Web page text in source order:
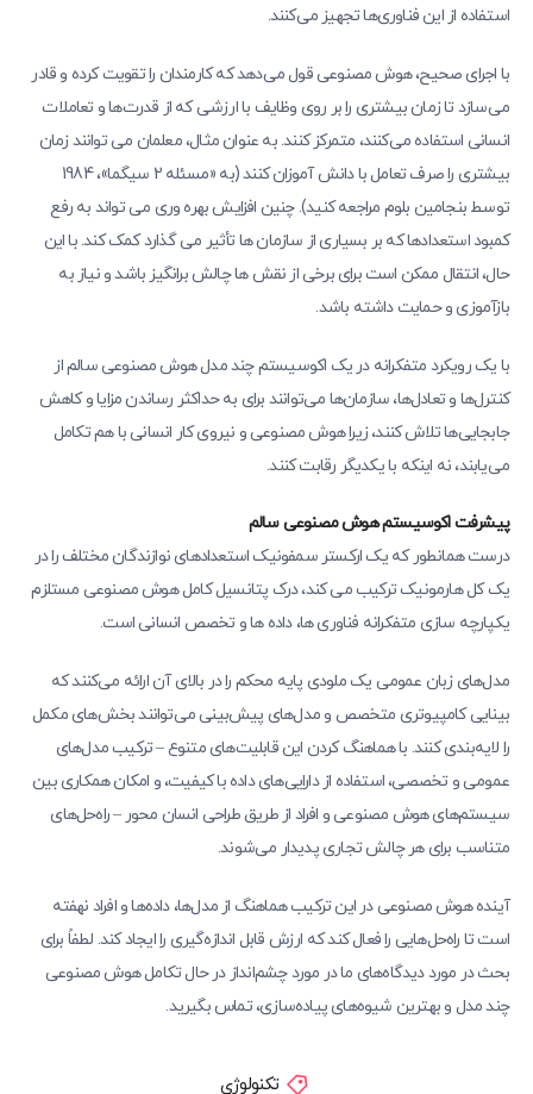
استفاده از این فناوری‌ها تجهیز می‌کنند.
با اجرای صحیح، هوش مصنوعی قول می‌دهد که کارمندان را تقویت کرده و قادر
می‌سازد تا زمان بیشتری را بر روی وظایف با ارزشی که از قدرت‌ها و تعاملات
انسانی استفاده می‌کنند، متمرکز کنند. به عنوان مثال، معلمان می توانند زمان
بیشتری را صرف تعامل با دانش آموزان کنند (به «مسئله 2 سیگما»، 1984
توسط بنجامین بلوم مراجعه کنید). چنین افزایش بهره وری می تواند به رفع
کمبود استعدادها که بر بسیاری از سازمان ها تأثیر می گذارد کمک کند. با این
حال، انتقال ممکن است برای برخی از نقش ها چالش برانگیز باشد و نیاز به
بازآموزی و حمایت داشته باشد.
با یک رویکرد متفکرانه در یک اکوسیستم چند مدل هوش مصنوعی سالم از
کنترل‌ها و تعادل‌ها، سازمان‌ها می‌توانند برای به حداکثر رساندن مزایا و کاهش
جابجایی‌ها تلاش کنند، زیرا هوش مصنوعی و نیروی کار انسانی با هم تکامل
می‌یابند، نه اینکه با یکدیگر رقابت کنند.
پیشرفت اکوسیستم هوش مصنوعی سالم
درست همانطور که یک ارکستر سمفونیک استعدادهای نوازندگان مختلف را در
یک کل هارمونیک ترکیب می کند، درک پتانسیل کامل هوش مصنوعی مستلزم
یکپارچه سازی متفکرانه فناوری ها، داده ها و تخصص انسانی است.
مدل‌های زبان عمومی یک ملودی پایه محکم را در بالای آن ارائه می‌کنند که
بینایی کامپیوتری متخصص و مدل‌های پیش‌بینی می‌توانند بخش‌های مکمل
را لایه‌بندی کنند. با هماهنگ کردن این قابلیت‌های متنوع – ترکیب مدل‌های
عمومی و تخصصی، استفاده از دارایی‌های داده با کیفیت، و امکان همکاری بین
سیستم‌های هوش مصنوعی و افراد از طریق طراحی انسان محور – راه‌حل‌های
متناسب برای هر چالش تجاری پدیدار می‌شوند.
آینده هوش مصنوعی در این ترکیب هماهنگ از مدل‌ها، داده‌ها و افراد نهفته
است تا راه‌حل‌هایی را فعال کند که ارزش قابل اندازه‌گیری را ایجاد کند. لطفاً برای
بحث در مورد دیدگاه‌های ما در مورد چشم‌انداز در حال تکامل هوش مصنوعی
چند مدل و بهترین شیوه‌های پیاده‌سازی، تماس بگیرید.
تکنولوژی